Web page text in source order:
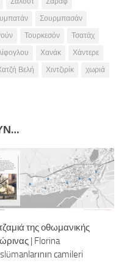
Σουρμπασάν
Τουρκεσόν
Τσατάχ
Χανάκ
Χάντερε
Βελή Χιντζιρίκ
χωριά
της οθωμανικής
| Florina
camileri